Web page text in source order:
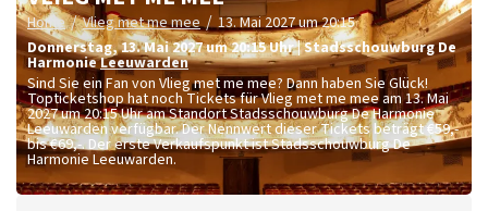
Home / Vlieg met me mee / 13. Mai 2027 um 20:15
Donnerstag, 13. Mai 2027 um 20:15Uhr|Stadsschouwburg De
HarmonieLeeuwarden
Sind Sie ein Fan von Vlieg met me mee? Dann haben Sie Glück!
Topticketshop hat noch Tickets für Vlieg met me mee am 13. Mai
2027 um 20:15 Uhr am Standort Stadsschouwburg De Harmonie
Leeuwarden verfügbar. Der Nennwert dieser Tickets beträgt€59,-
bis €69,-. Der erste Verkaufspunkt ist Stadsschouwburg De
Harmonie Leeuwarden.